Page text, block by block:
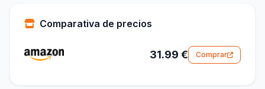
Comparativa de precios
31.99 € Comprar